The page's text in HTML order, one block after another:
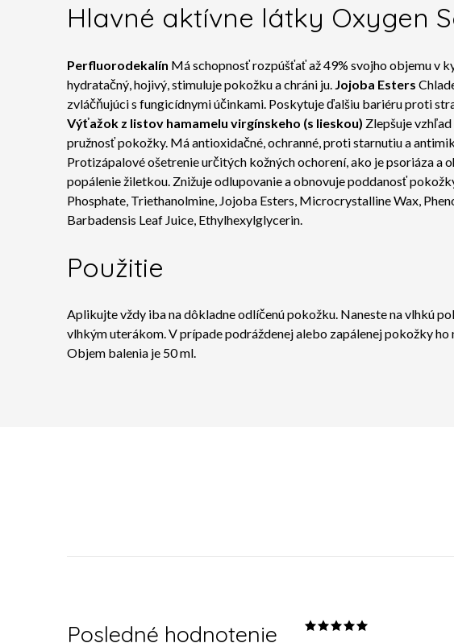
Hlavné aktívne látky Oxygen
Perfluorodekalín Má schopnosť rozpúšťať až 49% svojho objemu v
hydratačný, hojivý, stimuluje pokožku a chráni ju. Jojoba Esters
zvláčňujúci s fungicídnymi účinkami. Poskytuje ďalšiu bariéru proti
Výťažok z listov hamamelu virgínskeho (s lieskou) Zlepšuje
pružnosť pokožky. Má antioxidačné, ochranné, proti starnutiu a
Protizápalové ošetrenie určitých kožných ochorení, ako je psoriáza a
popálenie žiletkou. Znižuje odlupovanie a obnovuje poddanosť
Phosphate, Triethanolmine, Jojoba Esters, Microcrystalline Wax,
Barbadensis Leaf Juice, Ethylhexylglycerin.
Použitie
Aplikujte vždy iba na dôkladne odlíčenú pokožku. Naneste na vlhkú
vlhkým uterákom. V prípade podráždenej alebo zapálenej pokožky
Objem balenia je 50 ml.
Posledné hodnotenie